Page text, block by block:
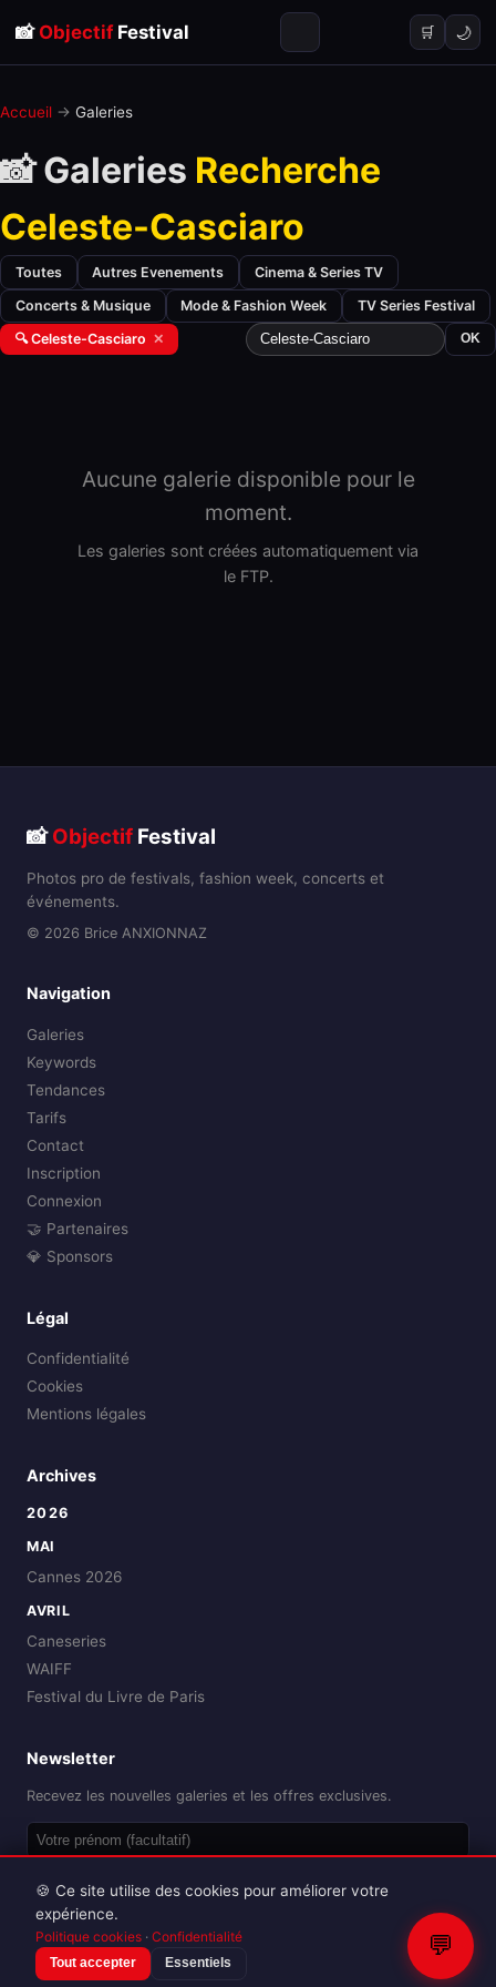
📸 ObjectifFestival 🛒 🌙
Accueil → Galeries
📸 Galeries Recherche
Celeste-Casciaro
Toutes Autres Evenements Cinema & Series TV
Concerts & Musique Mode & Fashion Week TV Series Festival
🔍 Celeste-Casciaro ✕ OK
Aucune galerie disponible pour le
moment.
Les galeries sont créées automatiquement via
le FTP.
📸Objectif Festival
Photos pro de festivals, fashion week, concerts et
événements.
© 2026 Brice ANXIONNAZ
Navigation
Galeries
Keywords
Tendances
Tarifs
Contact
Inscription
Connexion
🤝 Partenaires
💎 Sponsors
Légal
Confidentialité
Cookies
Mentions légales
Archives
2026
MAI
Cannes 2026
AVRIL
Caneseries
WAIFF
Festival du Livre de Paris
Newsletter
Recevez les nouvelles galeries et les offres exclusives.
Reproduction interdite sans autorisation.
💬
🍪 Ce site utilise des cookies pour améliorer votre
expérience.
Politique cookies · Confidentialité
Tout accepter Essentiels